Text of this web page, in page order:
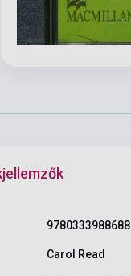
9780333988688
Carol Read